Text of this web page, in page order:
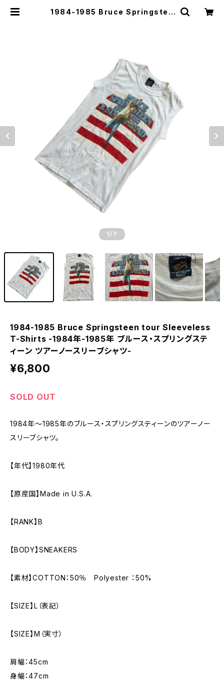
1984-1985 Bruce Springstee
1 /7
1984-1985 Bruce Springsteen tour Sleeveless
T-Shirts -1984年-1985年 ブルース・スプリングステ
ィーン ツアーノースリーブシャツ-
¥6,800
SOLD OUT
1984年〜1985年のブルース・スプリングスティーンのツアーノー
スリーブシャツ。
【年代】1980年代
【原産国】Made in U.S.A.
【RANK】B
【BODY】SNEAKERS
【素材】COTTON：50％ Polyester ：50%
【SIZE】L（表記）
【SIZE】M（実寸）
肩幅：45cm
身幅：47cm